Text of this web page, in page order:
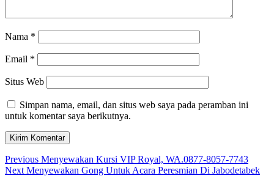
Nama *
Email *
Situs Web
Simpan nama, email, dan situs web saya pada peramban ini
untuk komentar saya berikutnya.
Navigasi
pos
Previous Previous
post:
Menyewakan Kursi VIP Royal, WA.0877-8057-7743
Next Next
Menyewakan Gong Untuk Acara Peresmian Di Jabodetabek